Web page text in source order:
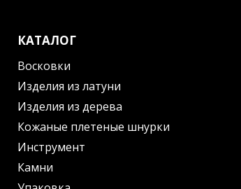
КАТАЛОГ
Восковки
Изделия из латуни
Изделия из дерева
Кожаные плетеные шнурки
Инструмент
Камни